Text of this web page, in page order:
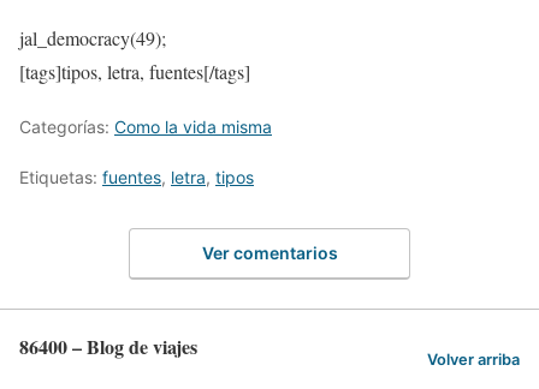
jal_democracy(49);
[tags]tipos, letra, fuentes[/tags]
Categorías: Como la vida misma
Etiquetas: fuentes, letra, tipos
Ver comentarios
86400 – Blog de viajes Volver arriba